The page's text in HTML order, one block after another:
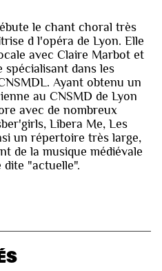
le chant choral très
d l'opéra de Lyon. Elle
avec Claire Marbot et
dans les
Ayant obtenu un
au CNSMD de Lyon
avec de nombreux
Libera Me, Les
un répertoire très large,
de la musique médiévale
dite "actuelle".